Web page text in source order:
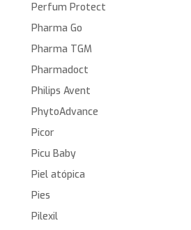
Perfum Protect
Pharma Go
Pharma TGM
Pharmadoct
Philips Avent
PhytoAdvance
Picor
Picu Baby
Piel atópica
Pies
Pilexil